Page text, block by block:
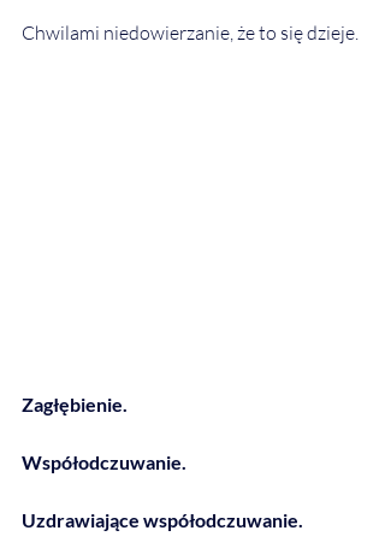
Chwilami niedowierzanie, że to się dzieje.
Zagłębienie.
Współodczuwanie.
Uzdrawiające współodczuwanie.